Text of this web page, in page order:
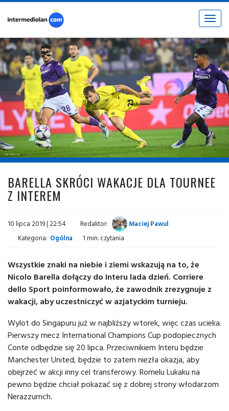
Toggle
fot. © inter.it
BARELLA SKRÓCI WAKACJE DLA TOURNEE
Z INTEREM
10 lipca 2019 | 22:54 Redaktor:
Maciej Pawul
Kategoria: Ogólna 1 min. czytania
Wszystkie znaki na niebie i ziemi wskazują na to, że
Nicolo Barella dołączy do Interu lada dzień. Corriere
dello Sport poinformowało, że zawodnik zrezygnuje z
wakacji, aby uczestniczyć w azjatyckim turnieju.
Wylot do Singapuru już w najbliższy wtorek, więc czas ucieka.
Pierwszy mecz International Champions Cup podopiecznych
Conte odbędzie się 20 lipca. Przeciwnikiem Interu będzie
Manchester United, będzie to zatem niezła okazja, aby
obejrzeć w akcji inny cel transferowy. Romelu Lukaku na
pewno będzie chciał pokazać się z dobrej strony włodarzom
Nerazzurrich.